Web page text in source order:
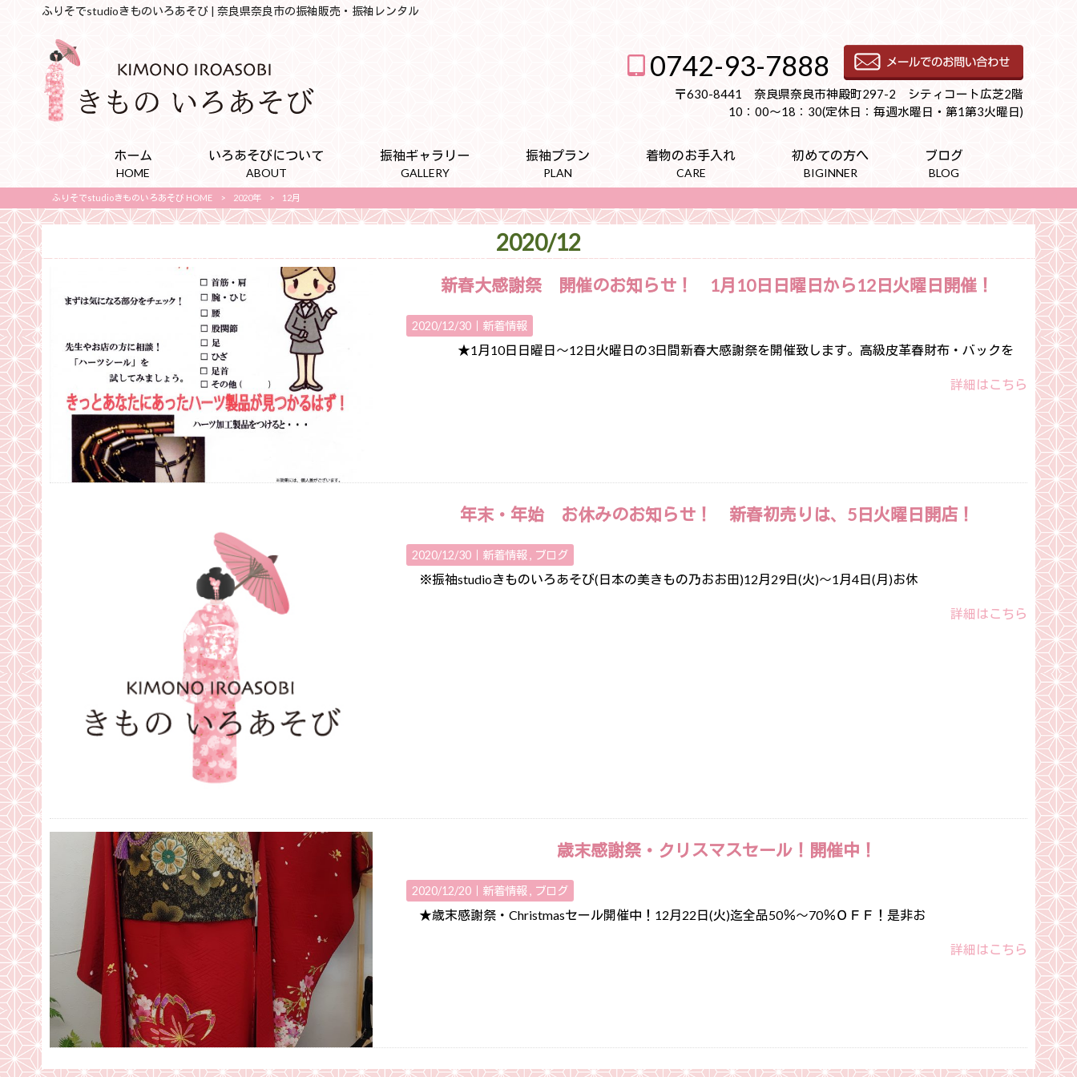
ふりそでstudioきものいろあそび | 奈良県奈良市の振袖販売・振袖レンタル
0742-93-7888
〒630-8441 奈良県奈良市神殿町297-2 シティコート広芝2階
10：00～18：30(定休日：毎週水曜日・第1第3火曜日)
ホーム
HOME
いろあそびについて
ABOUT
振袖ギャラリー
GALLERY
振袖プラン
PLAN
着物のお手入れ
CARE
初めての方へ
BIGINNER
ブログ
BLOG
ふりそでstudioきものいろあそび HOME > 2020年 > 12月
2020/12
新春大感謝祭 開催のお知らせ！ 1月10日日曜日から12日火曜日開催！
2020/12/30｜ 新着情報
★1月10日日曜日～12日火曜日の3日間新春大感謝祭を開催致します。高級皮革春財布・バックを
詳細はこちら
年末・年始 お休みのお知らせ！ 新春初売りは、5日火曜日開店！
2020/12/30｜ 新着情報 ブログ
※振袖studioきものいろあそび(日本の美きもの乃おお田)12月29日(火)～1月4日(月)お休
詳細はこちら
歳末感謝祭・クリスマスセール！開催中！
2020/12/20｜ 新着情報 ブログ
★歳末感謝祭・Christmasセール開催中！12月22日(火)迄全品50％～70％ＯＦＦ！是非お
詳細はこちら